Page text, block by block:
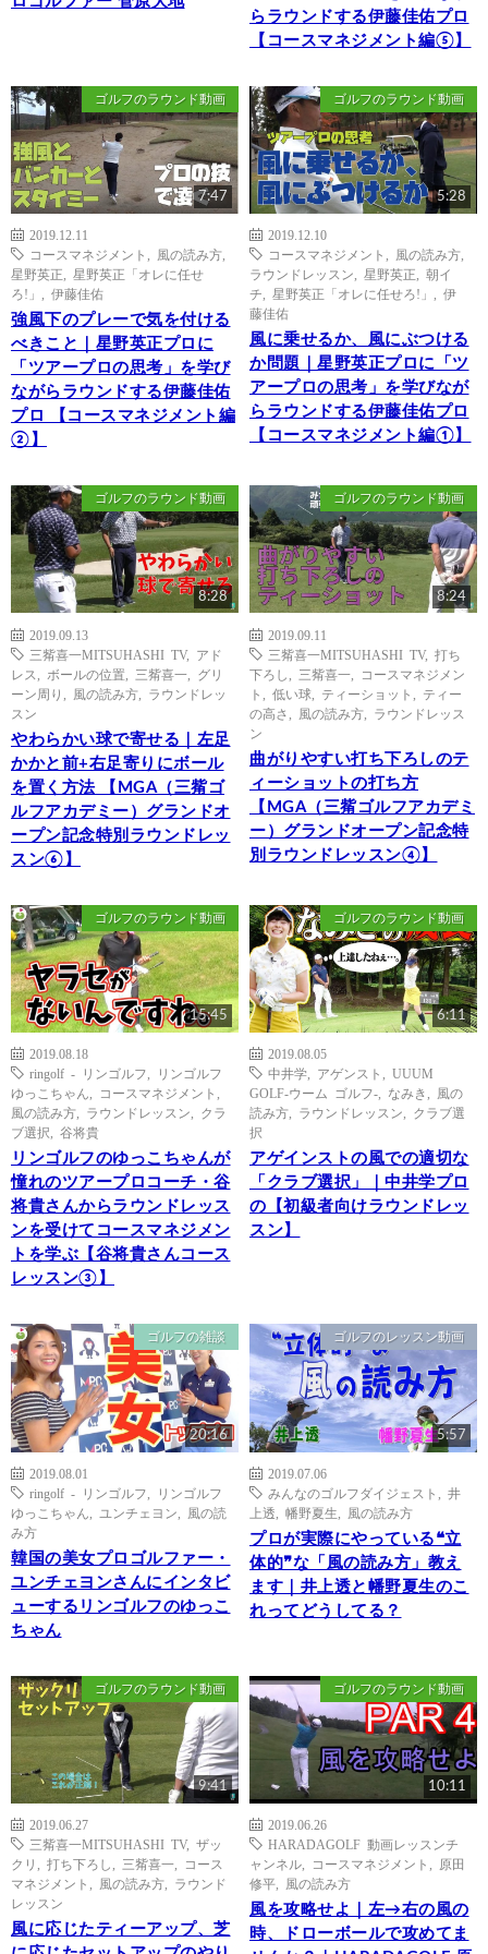
らラウンドする伊藤佳佑プロ
【コースマネジメント編⑤】
ゴルフのラウンド動画
7:47
2019.12.11
コースマネジメント
風の読み方
星野英正
星野英正「オレに任せ
ろ!」
伊藤佳佑
強風下のプレーで気を付ける
べきこと｜星野英正プロに
「ツアープロの思考」を学び
ながらラウンドする伊藤佳佑
プロ 【コースマネジメント編
②】
ゴルフのラウンド動画
5:28
2019.12.10
コースマネジメント
風の読み方
ラウンドレッスン
星野英正
朝イ
チ
星野英正「オレに任せろ!」
伊
藤佳佑
風に乗せるか、風にぶつける
か問題｜星野英正プロに「ツ
アープロの思考」を学びなが
らラウンドする伊藤佳佑プロ
【コースマネジメント編①】
ゴルフのラウンド動画
8:28
2019.09.13
三觜喜一MITSUHASHI TV, アド
レス
ボールの位置 三觜喜一
グリ
ーン周り
風の読み方
ラウンドレッ
スン
やわらかい球で寄せる｜左足
かかと前+右足寄りにボール
を置く方法 【MGA（三觜ゴ
ルフアカデミー）グランドオ
ープン記念特別ラウンドレッ
スン⑥】
ゴルフのラウンド動画
8:24
2019.09.11
三觜喜一MITSUHASHI TV, 打ち
下ろし
三觜喜一
コースマネジメン
ト
低い球 ティーショット
ティー
の高さ
風の読み方
ラウンドレッス
ン
曲がりやすい打ち下ろしのテ
ィーショットの打ち方
【MGA（三觜ゴルフアカデミ
ー）グランドオープン記念特
別ラウンドレッスン④】
ゴルフのラウンド動画
15:45
2019.08.18
ringolf - リンゴルフ
リンゴルフ
ゆっこちゃん
コースマネジメント
風の読み方
ラウンドレッスン
クラ
ブ選択
谷将貴
リンゴルフのゆっこちゃんが
憧れのツアープロコーチ・谷
将貴さんからラウンドレッス
ンを受けてコースマネジメン
トを学ぶ【谷将貴さんコース
レッスン③】
ゴルフのラウンド動画
6:11
2019.08.05
中井学
アゲンスト
UUUM
GOLF-ウーム ゴルフ-
なみき
風の
読み方
ラウンドレッスン
クラブ選
択
アゲインストの風での適切な
「クラブ選択」｜中井学プロ
の【初級者向けラウンドレッ
スン】
ゴルフの雑談
20:16
2019.08.01
ringolf - リンゴルフ
リンゴルフ
ゆっこちゃん
ユンチェヨン
風の読
み方
韓国の美女プロゴルファー・
ユンチェヨンさんにインタビ
ューするリンゴルフのゆっこ
ちゃん
ゴルフのレッスン動画
5:57
2019.07.06
みんなのゴルフダイジェスト
井
上透
幡野夏生 風の読み方
プロが実際にやっている❝立
体的❞な「風の読み方」教え
ます｜井上透と幡野夏生のこ
れってどうしてる？
ゴルフのラウンド動画
9:41
2019.06.27
三觜喜一MITSUHASHI TV, ザッ
クリ
打ち下ろし 三觜喜一
コース
マネジメント
風の読み方
ラウンド
レッスン
風に応じたティーアップ、芝
ゴルフのラウンド動画
10:11
2019.06.26
HARADAGOLF 動画レッスンチ
ャンネル
コースマネジメント
原田
修平
風の読み方
風を攻略せよ｜左→右の風の
時、ドローボールで攻めてま